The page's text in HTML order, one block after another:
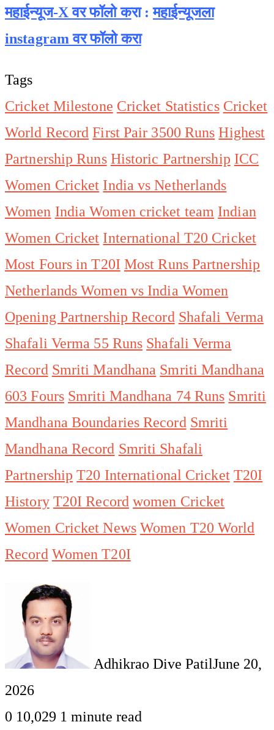
महाईन्यूज-X वर फॉलो करा :महाईन्यूजला
instagram वर फॉलो करा
Tags
Cricket Milestone Cricket Statistics Cricket
World Record First Pair 3500 Runs Highest
Partnership Runs Historic Partnership ICC
Women Cricket India vs Netherlands
Women India Women cricket team Indian
Women Cricket International T20 Cricket
Most Fours in T20I Most Runs Partnership
Netherlands Women vs India Women
Opening Partnership Record Shafali Verma
Shafali Verma 55 Runs Shafali Verma
Record Smriti Mandhana Smriti Mandhana
603 Fours Smriti Mandhana 74 Runs Smriti
Mandhana Boundaries Record Smriti
Mandhana Record Smriti Shafali
Partnership T20 International Cricket T20I
History T20I Record women Cricket
Women Cricket News Women T20 World
Record Women T20I
Adhikrao Dive PatilJune 20,
2026
0 10,029 1 minute read